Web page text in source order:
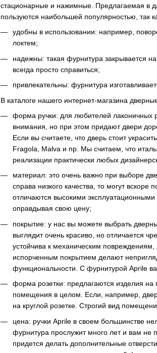
стационарные и нажимные. Предлагаемая в
пользуются наибольшей популярностью,
удобны в использовании: например,
локтем;
надежны: такая фурнитура закрывается
всегда просто справиться;
привлекательны: фурнитура
В каталоге нашего интернет-магазина
форма ручки: для любителей лаконичных
внимания, но при этом придают двери
Если вы считаете, что дверь стоит
Fragola, Malva и пр. Мы считаем, что
реализации практически любых
материал: это очень важно при выборе
справа низкого качества, то могут
отличаются высокими эксплуатационными
оправдывая свою цену;
покрытие: у нас вы можете выбрать
выглядит очень красиво, но отличается
устойчива к механическим повреждениям,
испорченным покрытием делают
функциональности. С фурнитурой Aprile
форма розетки: предлагаются изделия на
помещения в целом. Если, например,
на круглой розетке. Строгий вид
цена: ручки Aprile в своем большинстве
фурнитура прослужит много лет и вам не
придется делать дополнительные